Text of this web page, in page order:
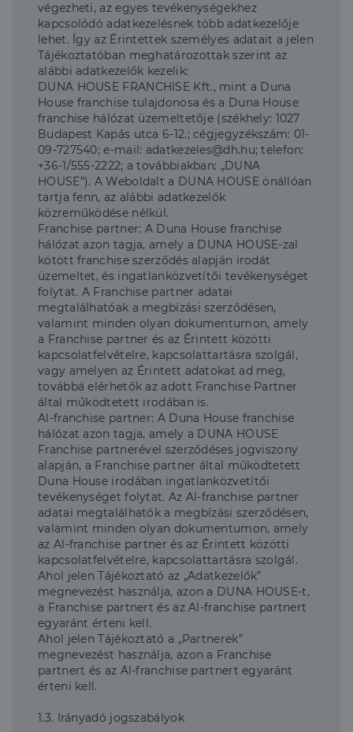
végezheti, az egyes tevékenységekhez
kapcsolódó adatkezelésnek több adatkezelője
lehet. Így az Érintettek személyes adatait a jelen
Tájékoztatóban meghatározottak szerint az
alábbi adatkezelők kezelik:
DUNA HOUSE FRANCHISE Kft., mint a Duna
House franchise tulajdonosa és a Duna House
franchise hálózat üzemeltetője (székhely: 1027
Budapest Kapás utca 6-12.; cégjegyzékszám: 01-
09-727540; e-mail: adatkezeles@dh.hu; telefon:
+36-1/555-2222; a továbbiakban: „DUNA
HOUSE”). A Weboldalt a DUNA HOUSE önállóan
tartja fenn, az alábbi adatkezelők
közreműködése nélkül.
Franchise partner: A Duna House franchise
hálózat azon tagja, amely a DUNA HOUSE-zal
kötött franchise szerződés alapján irodát
üzemeltet, és ingatlanközvetítői tevékenységet
folytat. A Franchise partner adatai
megtalálhatóak a megbízási szerződésen,
valamint minden olyan dokumentumon, amely
a Franchise partner és az Érintett közötti
kapcsolatfelvételre, kapcsolattartásra szolgál,
vagy amelyen az Érintett adatokat ad meg,
továbbá elérhetők az adott Franchise Partner
által működtetett irodában is.
Al-franchise partner: A Duna House franchise
hálózat azon tagja, amely a DUNA HOUSE
Franchise partnerével szerződéses jogviszony
alapján, a Franchise partner által működtetett
Duna House irodában ingatlanközvetítői
tevékenységet folytat. Az Al-franchise partner
adatai megtalálhatók a megbízási szerződésen,
valamint minden olyan dokumentumon, amely
az Al-franchise partner és az Érintett közötti
kapcsolatfelvételre, kapcsolattartásra szolgál.
Ahol jelen Tájékoztató az „Adatkezelők”
megnevezést használja, azon a DUNA HOUSE-t,
a Franchise partnert és az Al-franchise partnert
egyaránt érteni kell.
Ahol jelen Tájékoztató a „Partnerek”
megnevezést használja, azon a Franchise
partnert és az Al-franchise partnert egyaránt
érteni kell.
1.3. Irányadó jogszabályok